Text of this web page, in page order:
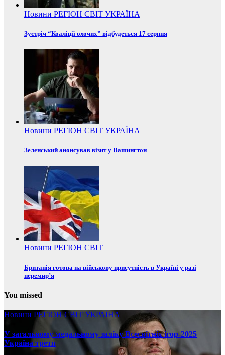
Новини РЕГІОН СВІТ УКРАЇНА
Зустріч “Коаліції охочих” відбудеться 17 серпня
Новини РЕГІОН СВІТ УКРАЇНА
Зеленський анонсував візит у Вашингтон
Новини РЕГІОН СВІТ
Британія готова на військову присутність в Україні у разі
перемир’я
You missed
Новини РЕГІОНСВІТ УКРАЇНА
У загальному медальному заліку Всесвітніх ігор-2025
Україна третя